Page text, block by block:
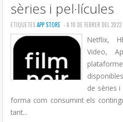
sèries i pel·lícules
ETIQUETESAPP STORE - A 10 DE FEBRER DEL
Netflix,
Video,
de sèries i
forma com consumint els
tant...